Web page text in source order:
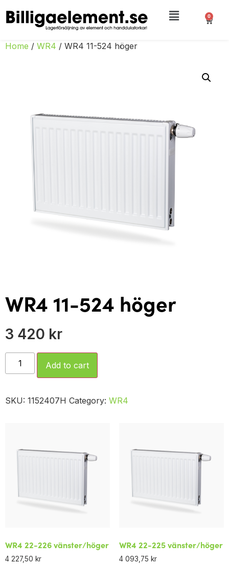
0
Home / WR4 / WR4 11-524 höger
WR4 11-524 höger
3 420 kr
Add to cart
SKU: 1152407H Category: WR4
WR4 22-226 vänster/höger
4 227,50 kr
WR4 22-225 vänster/höger
4 093,75 kr